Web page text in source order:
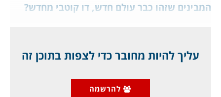
המבינים שזהו כבר עולם חדש, דו קוטבי מחדש?
בישראל לא אומר שהמלחמה דעכה, ההיפך, היא
הפכה מרה ואכזרית, במידה שלא נראתה מאז
מלחמת העולם השניה, עם עשרות אלפי הרוגים
עליך להיות מחובר כדי לצפות בתוכן זה
להרשמה